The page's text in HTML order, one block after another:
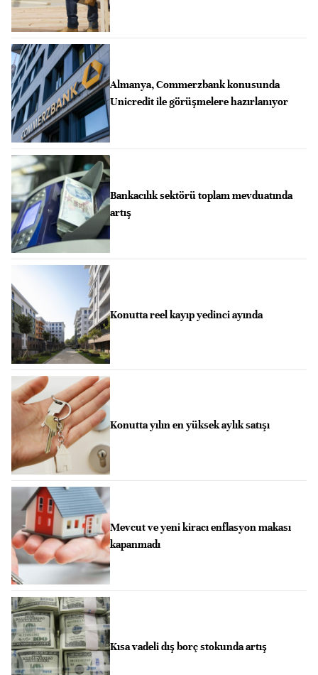
Almanya, Commerzbank konusunda
Unicredit ile görüşmelere hazırlanıyor
Bankacılık sektörü toplam mevduatında
artış
Konutta reel kayıp yedinci ayında
Konutta yılın en yüksek aylık satışı
Mevcut ve yeni kiracı enflasyon makası
kapanmadı
Kısa vadeli dış borç stokunda artış